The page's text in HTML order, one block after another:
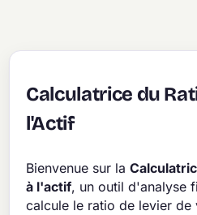
Calculatrice du
l'Actif
Bienvenue sur la
à l'actif, un outil d'analyse
calcule le ratio de levier de